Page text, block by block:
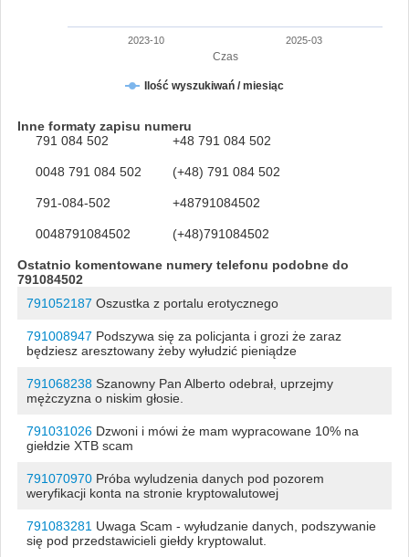
Czas
Ilość wyszukiwań / miesiąc
2023-10 2025-03
Inne formaty zapisu numeru
791 084 502
+48 791 084 502
0048 791 084 502 (+48) 791 084 502
791-084-502 +48791084502
0048791084502 (+48)791084502
Ostatnio komentowane numery telefonu podobne do
791084502
791052187 Oszustka z portalu erotycznego
791008947 Podszywa się za policjanta i grozi że zaraz
będziesz aresztowany żeby wyłudzić pieniądze
791068238Szanowny Pan Alberto odebrał, uprzejmy
mężczyzna o niskim głosie.
791031026Dzwoni i mówi że mam wypracowane 10% na
giełdzie XTB scam
791070970Próba wyludzenia danych pod pozorem
weryfikacji konta na stronie kryptowalutowej
791083281 Uwaga Scam - wyłudzanie danych, podszywanie
się pod przedstawicieli giełdy kryptowalut.